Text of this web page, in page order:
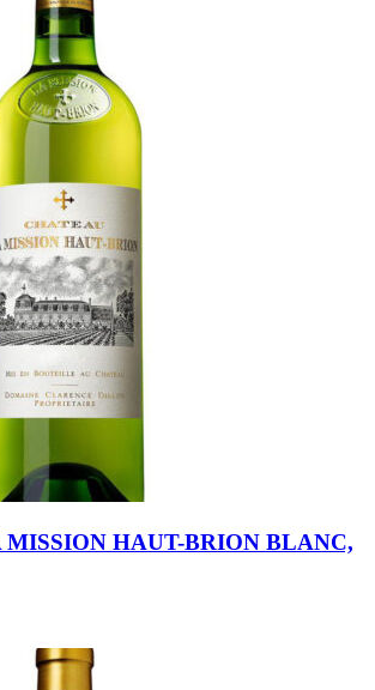
HAUT-BRION BLANC,